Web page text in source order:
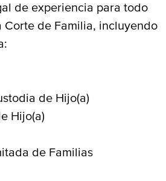
de experiencia para todo
Corte de Familia, incluyendo
de Hijo(a)
Hijo(a)
de Familias